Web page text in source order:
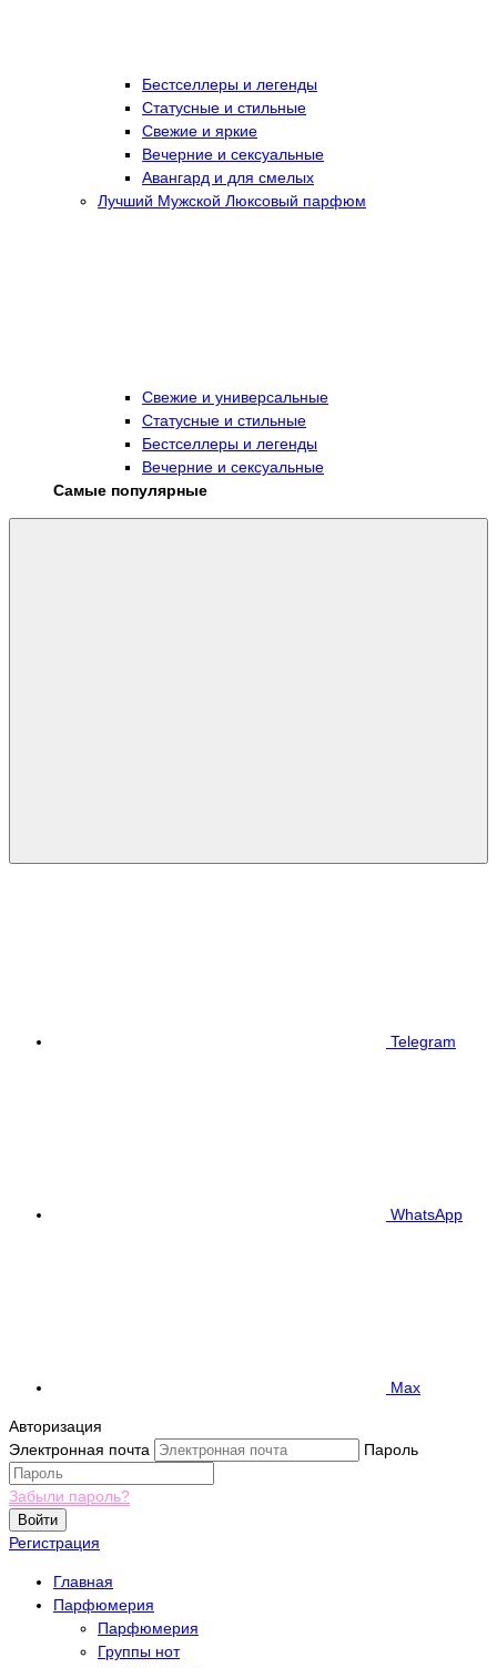
Бестселлеры и легенды
Статусные и стильные
Свежие и яркие
Вечерние и сексуальные
Авангард и для смелых
Лучший Мужской Люксовый парфюм
Свежие и универсальные
Статусные и стильные
Бестселлеры и легенды
Вечерние и сексуальные
Самые популярные
Telegram
WhatsApp
Max
Авторизация
Электронная почта
Пароль
Забыли пароль?
Войти
Регистрация
Главная
Парфюмерия
Парфюмерия
Группы нот